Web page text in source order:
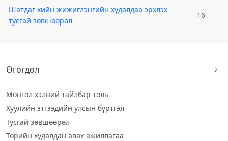
Шатдаг хийн жижиглэнгийн худалдаа эрхлэх
тусгай зөвшөөрөл
16
Өгөгдөл
Монгол хэлний тайлбар толь
Хуулийн этгээдийн улсын бүртгэл
Тусгай зөвшөөрөл
Төрийн худалдан авах ажиллагаа